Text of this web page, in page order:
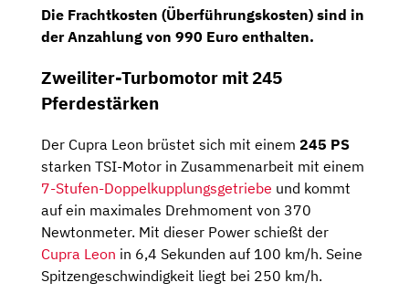
Die Frachtkosten (Überführungskosten) sind in
der Anzahlung von 990 Euro enthalten.
Zweiliter-Turbomotor mit 245
Pferdestärken
Der Cupra Leon brüstet sich mit einem 245 PS
starken TSI-Motor in Zusammenarbeit mit einem
7-Stufen-Doppelkupplungsgetriebe und kommt
auf ein maximales Drehmoment von 370
Newtonmeter. Mit dieser Power schießt der
Cupra Leon in 6,4 Sekunden auf 100 km/h. Seine
Spitzengeschwindigkeit liegt bei 250 km/h.